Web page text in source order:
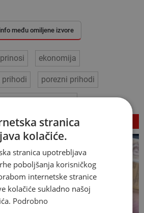
među omiljene izvore
ekonomija
prihodi porezni prihodi
aktivnost
ČLANCI
stranica
kolačiće.
stranica upotrebljava
poboljšanja korisničkog
internetske stranice
kolačiće sukladno našoj
Podrobno